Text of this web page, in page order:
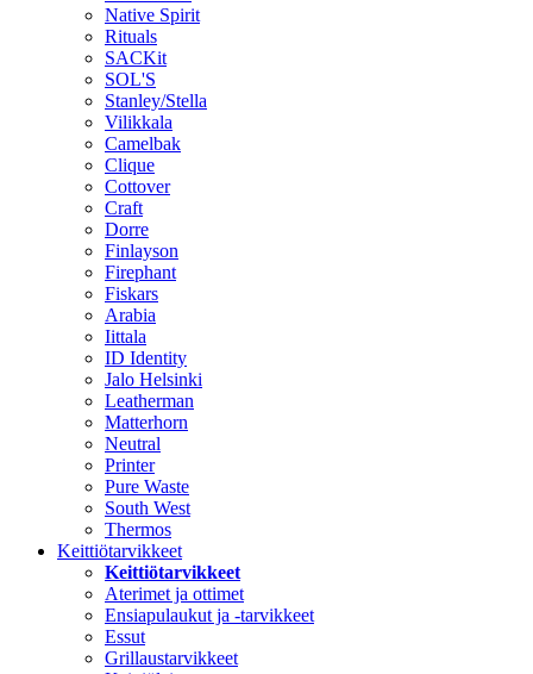
Native Spirit
Rituals
SACKit
SOL'S
Stanley/Stella
Vilikkala
Camelbak
Clique
Cottover
Craft
Dorre
Finlayson
Firephant
Fiskars
Arabia
Iittala
ID Identity
Jalo Helsinki
Leatherman
Matterhorn
Neutral
Printer
Pure Waste
South West
Thermos
Keittiötarvikkeet
Keittiötarvikkeet
Aterimet ja ottimet
Ensiapulaukut ja -tarvikkeet
Essut
Grillaustarvikkeet